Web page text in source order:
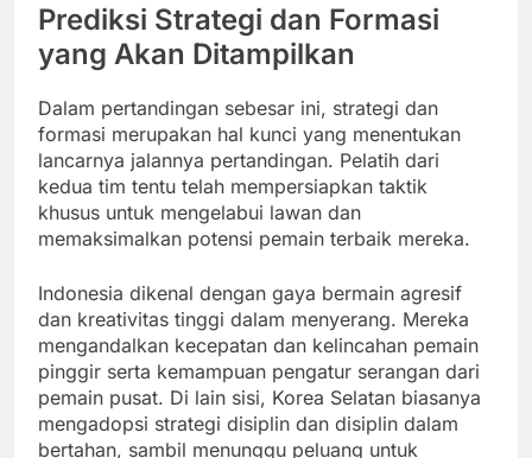
Prediksi Strategi dan Formasi
yang Akan Ditampilkan
Dalam pertandingan sebesar ini, strategi dan
formasi merupakan hal kunci yang menentukan
lancarnya jalannya pertandingan. Pelatih dari
kedua tim tentu telah mempersiapkan taktik
khusus untuk mengelabui lawan dan
memaksimalkan potensi pemain terbaik mereka.
Indonesia dikenal dengan gaya bermain agresif
dan kreativitas tinggi dalam menyerang. Mereka
mengandalkan kecepatan dan kelincahan pemain
pinggir serta kemampuan pengatur serangan dari
pemain pusat. Di lain sisi, Korea Selatan biasanya
mengadopsi strategi disiplin dan disiplin dalam
bertahan, sambil menunggu peluang untuk